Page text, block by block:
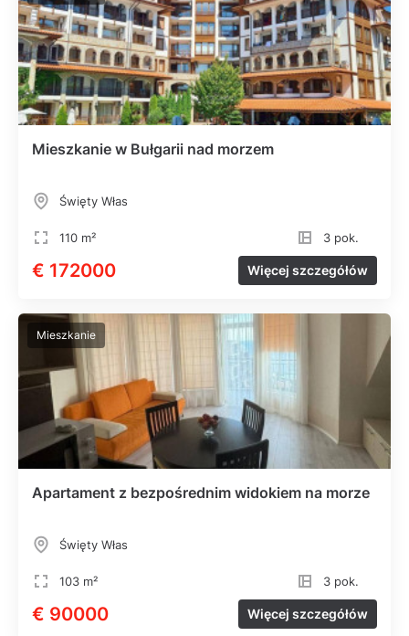
Mieszkanie w Bułgarii nad morzem
Święty Włas
110 m² 3 pok.
€ 172000 Więcej szczegółów
Mieszkanie
Apartament z bezpośrednim widokiem na morze
Święty Włas
103 m² 3 pok.
€ 90000 Więcej szczegółów